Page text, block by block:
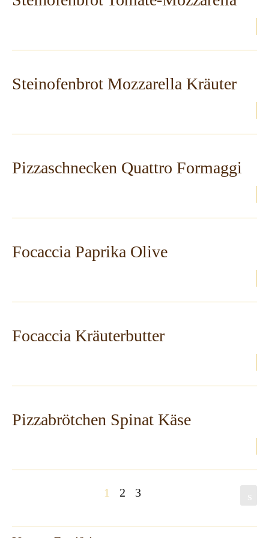
Steinofenbrot Mozzarella Kräuter
Pizzaschnecken Quattro Formaggi
Focaccia Paprika Olive
Focaccia Kräuterbutter
Pizzabrötchen Spinat Käse
1 2 3